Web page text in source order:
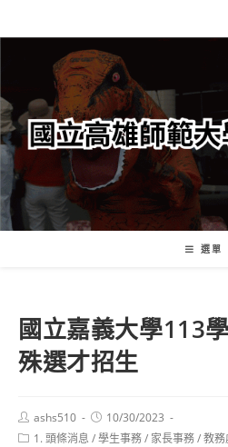
轉
要
內
容
選單
國立嘉義大學113
殊選才招生
Post
author:
ashs510
Post
published:
10/30/2023
Post1. 頭條消息 /學生事務/ 家長事務/教務